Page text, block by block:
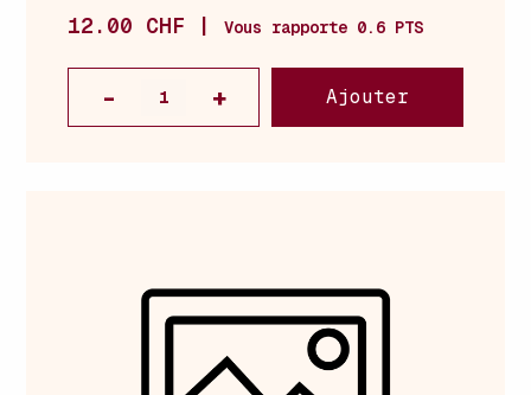
12.00 CHF | Vous rapporte 0.6 PTS
Ajouter